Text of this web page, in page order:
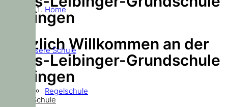
Home
Unsere Schule
Regelschule
Ditzingen
Herzlich Willkommen an der
Doris-Leibinger-Grundschule
Ditzingen
Unsere Schule